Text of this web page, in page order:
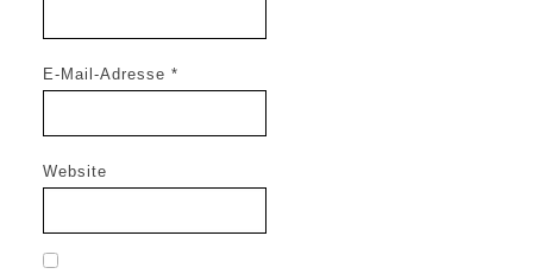
E-Mail-Adresse *
Website